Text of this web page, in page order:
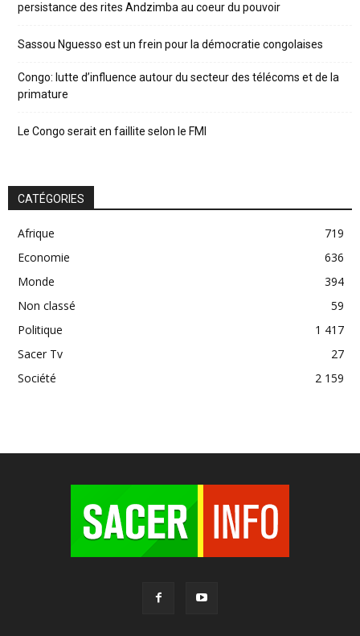
persistance des rites Andzimba au coeur du pouvoir
Sassou Nguesso est un frein pour la démocratie congolaises
Congo: lutte d’influence autour du secteur des télécoms et de la
primature
Le Congo serait en faillite selon le FMI
CATÉGORIES
Afrique
719
Economie
636
Monde
394
Non classé
59
Politique
1 417
Sacer Tv
27
Société
2 159